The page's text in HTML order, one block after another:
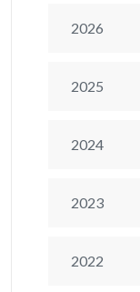
2026
2025
2024
2023
2022